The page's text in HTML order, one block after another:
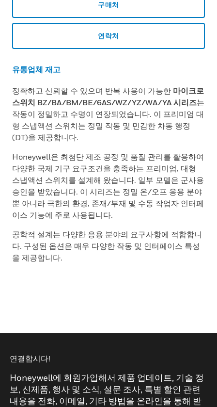
구매처
연락처
유통업체 재고
정확하고 신뢰할 수 있으며 반복 사용이 가능한 마이크로
스위치 BZ/BA/BM/BE/6AS/WZ/YZ/WA/YA 시리즈는
작동이 정밀하고 수명이 연장되었습니다. 이 프리미엄 대
형 스냅액션 스위치는 정밀 작동 및 민감한 차동 행정
(DT)을 제공합니다.
Honeywell은 최첨단 제조 공정 및 품질 관리를 활용하여
다양한 국제 기구 요구조건을 충족하는 프리미엄, 대형
스냅액션 스위치를 설계해 왔습니다. 일부 모델은 군사용
승인을 받았습니다. 이 시리즈는 정밀 온/오프 응용 분야
뿐 아니라 극한의 환경, 존재/부재 및 수동 작업자 인터페
이스 기능에 주로 사용됩니다.
공학적 설계는 다양한 응용 분야의 요구사항에 적합합니
다. 구성된 옵션은 매우 다양한 작동 및 인터페이스 특성
을 제공합니다.
연결합시다!
Honeywell에 회원가입해서 제품 업데이트, 기술 정
보, 신제품, 행사 및 소식, 설문 조사, 특별 할인 관련
내용을 전화, 이메일, 기타 방법을 온라인을 통해 받